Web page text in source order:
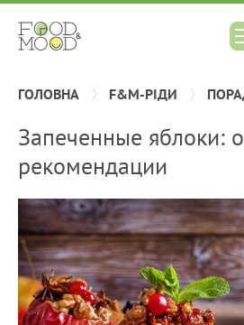
ГОЛОВНА F&M-РІДИ
Запеченные яблоки:
рекомендации